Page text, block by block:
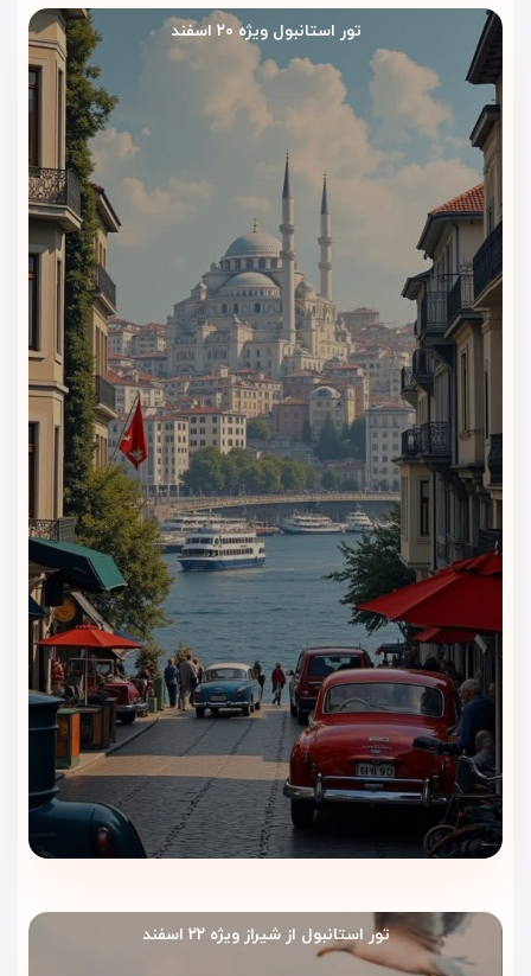
مهم شهر اقامت کنند.
قیمت‌گذاری شفاف و قابل بررسی
ویداگشت قیمت، نوع اتاق، خدمات هتل و شرایط رزرو را شفاف
بررسی می‌کند. شما قبل از قطعی کردن سفر، گزینه‌های موجود را
می‌بینید و با توجه به بودجه، تاریخ سفر و سبک اقامت خود تصمیم
می‌گیرید.
راهنمایی برای انتخاب اتاق مناسب
هتل ریچموند استانبول اتاق‌های استاندارد، اگزکیوتیو، تریپل و
سوئیت‌های متنوع دارد. کارشناسان ویداگشت با توجه به تعداد
نفرات، هدف سفر و میزان راحتی موردنظر شما، اتاق مناسب‌تری
پیشنهاد می‌دهند.
مشاوره درباره موقعیت هتل
اقامت در خیابان استقلال برای مسافران استانبول مزیت بزرگی دارد.
ویداگشت موقعیت هتل، فاصله تا تکسیم، دسترسی به مترو،
مسیرهای خرید و جاذبه‌های اطراف را بررسی می‌کند تا انتخاب شما
دقیق‌تر باشد.
رزرو سریع و بدون دردسر
با ویداگشت، روند رزرو هتل ساده‌تر انجام می‌شود. کارشناسان
ظرفیت اتاق، تاریخ سفر و شرایط اقامت را پیگیری می‌کنند تا شما
بدون اتلاف وقت، رزرو خود را نهایی کنید.
پشتیبانی فارسی قبل و حین سفر
ویداگشت فقط تا زمان رزرو کنار شما نیست. در صورت نیاز به
طول سفر با کارشناسان ویداگشت در ارتباط باشید.
رزرو هتل ریچموند استانبول در قلب خیابان استقلال؛ اقامتی
تور استانبول ویژه ۲۰ اسفند
تور استانبول از شیراز ویژه ۲۲ اسفند